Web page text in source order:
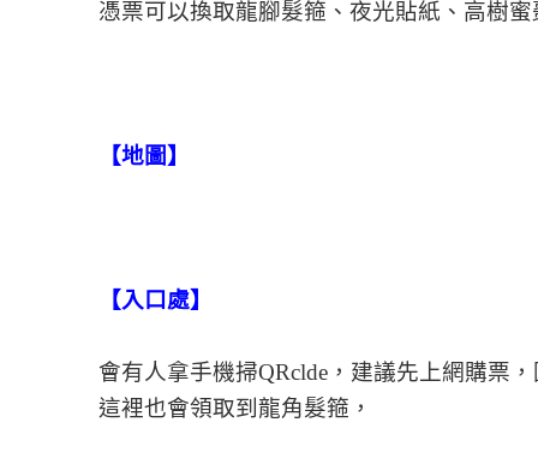
憑票可以換取龍腳髮箍、夜光貼紙、高樹
【地圖】
【入口處】
會有人拿手機掃QRclde，建議先上網購票
這裡也會領取到龍角髮箍，